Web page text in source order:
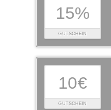
15%
GUTSCHEIN
10€
GUTSCHEIN